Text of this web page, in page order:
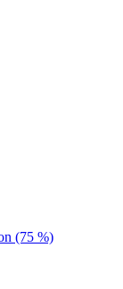
(75 %)